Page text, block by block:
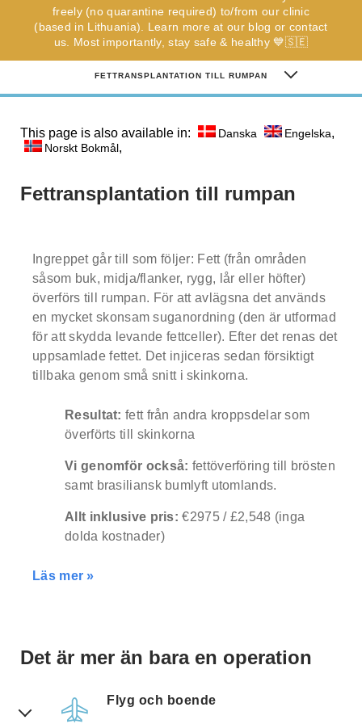
freely (no quarantine required) to/from our clinic
(based in Lithuania). Learn more at our blog or contact
us. Most importantly, stay safe & healthy 💙🇸🇪
FETTRANSPLANTATION TILL RUMPAN
DET ÄR MER ÄN BARA EN OPERATION
VAD SOM GÖR OSS ANNORLUNDA?
ALLT INKLUSIVE PRISER
This page is also available in: Danska Engelska,
Norskt Bokmål,
Fettransplantation till rumpan
Ingreppet går till som följer: Fett (från områden
såsom buk, midja/flanker, rygg, lår eller höfter)
överförs till rumpan. För att avlägsna det används
en mycket skonsam suganordning (den är utformad
för att skydda levande fettceller). Efter det renas det
uppsamlade fettet. Det injiceras sedan försiktigt
tillbaka genom små snitt i skinkorna.
Resultat: fett från andra kroppsdelar som
överförts till skinkorna
Vi genomför också: fettöverföring till brösten
samt brasiliansk bumlyft utomlands.
Allt inklusive pris: €2975 / £2,548 (inga
dolda kostnader)
Läs mer »
Det är mer än bara en operation
Flyg och boende
Note: weekends are not possible. Highest availability
Mondays/ Tuesdays
Comments (optional)
Check here if you would like to receive info
about our special price offers & surgeon
SUBMIT